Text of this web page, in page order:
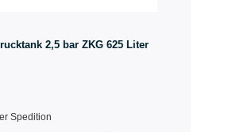
2,5 bar ZKG 625 Liter
Spedition